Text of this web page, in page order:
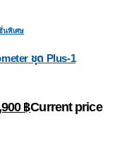
นพิเศษ
ชุด Plus-1
฿Current price